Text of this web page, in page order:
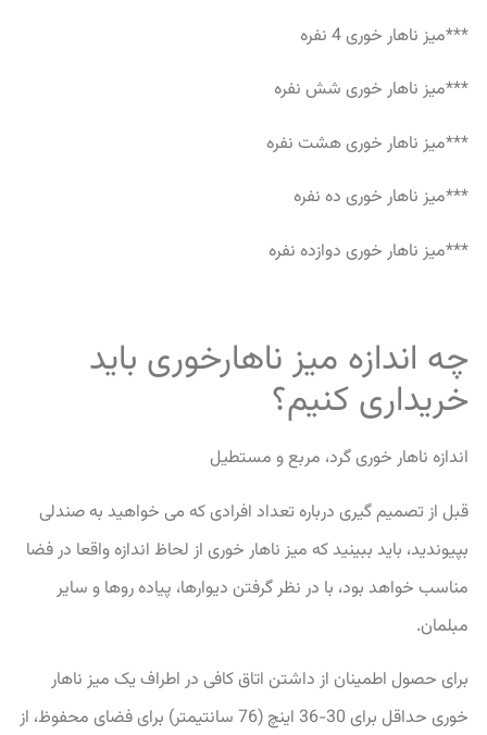
***میز ناهار خوری 4 نفره
***میز ناهار خوری شش نفره
***میز ناهار خوری هشت نفره
***میز ناهار خوری ده نفره
***میز ناهار خوری دوازده نفره
چه اندازه میز ناهارخوری باید
خریداری کنیم؟
اندازه ناهار خوری گرد، مربع و مستطیل
قبل از تصمیم گیری درباره تعداد افرادی که می خواهید به صندلی
بپیوندید، باید ببینید که میز ناهار خوری از لحاظ اندازه واقعا در فضا
مناسب خواهد بود، با در نظر گرفتن دیوارها، پیاده روها و سایر
مبلمان.
برای حصول اطمینان از داشتن اتاق کافی در اطراف یک میز ناهار
خوری حداقل برای 30-36 اینچ (76 سانتیمتر) برای فضای محفوظ، از